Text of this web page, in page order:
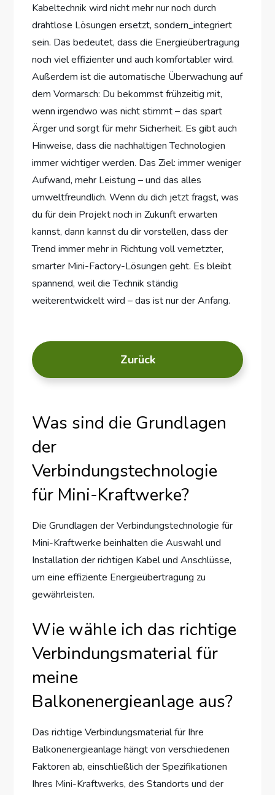
Kabeltechnik wird nicht mehr nur noch durch
drahtlose Lösungen ersetzt, sondern_integriert
sein. Das bedeutet, dass die Energieübertragung
noch viel effizienter und auch komfortabler wird.
Außerdem ist die automatische Überwachung auf
dem Vormarsch: Du bekommst frühzeitig mit,
wenn irgendwo was nicht stimmt – das spart
Ärger und sorgt für mehr Sicherheit. Es gibt auch
Hinweise, dass die nachhaltigen Technologien
immer wichtiger werden. Das Ziel: immer weniger
Aufwand, mehr Leistung – und das alles
umweltfreundlich. Wenn du dich jetzt fragst, was
du für dein Projekt noch in Zukunft erwarten
kannst, dann kannst du dir vorstellen, dass der
Trend immer mehr in Richtung voll vernetzter,
smarter Mini-Factory-Lösungen geht. Es bleibt
spannend, weil die Technik ständig
weiterentwickelt wird – das ist nur der Anfang.
Zurück
Was sind die Grundlagen
der
Verbindungstechnologie
für Mini-Kraftwerke?
Die Grundlagen der Verbindungstechnologie für
Mini-Kraftwerke beinhalten die Auswahl und
Installation der richtigen Kabel und Anschlüsse,
um eine effiziente Energieübertragung zu
gewährleisten.
Wie wähle ich das richtige
Verbindungsmaterial für
meine
Balkonenergieanlage aus?
Das richtige Verbindungsmaterial für Ihre
Balkonenergieanlage hängt von verschiedenen
Faktoren ab, einschließlich der Spezifikationen
Ihres Mini-Kraftwerks, des Standorts und der